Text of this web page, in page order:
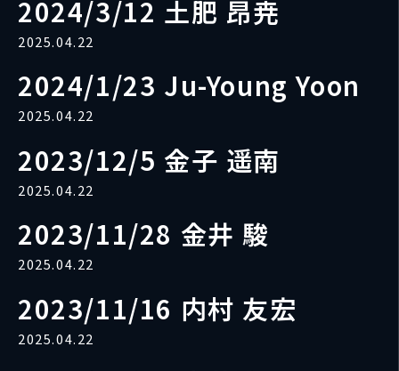
2024/3/12 土肥 昂尭
2025.04.22
2024/1/23 Ju-Young Yoon
2025.04.22
2023/12/5 金子 遥南
2025.04.22
2023/11/28 金井 駿
2025.04.22
2023/11/16 内村 友宏
2025.04.22